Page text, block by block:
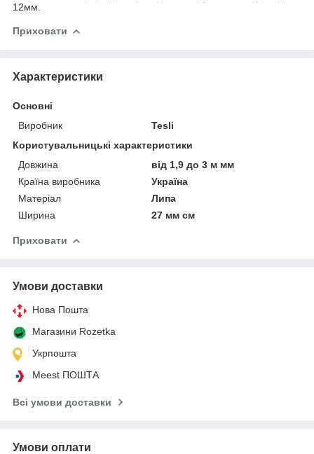
12мм.
Приховати
Характеристики
Основні
Виробник
Tesli
Користувальницькі характеристики
Довжина
від 1,9 до 3 м мм
Країна виробника
Україна
Матеріал
Липа
Ширина
27 мм см
Приховати
Умови доставки
Нова Пошта
Магазини Rozetka
Укрпошта
Meest ПОШТА
Всі умови доставки
Умови оплати